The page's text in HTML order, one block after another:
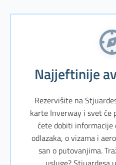
Najjeftinije
Rezervišite na
karte Inverway i svet će
ćete dobiti
odlazaka, o vizama i
san o putovanjima.